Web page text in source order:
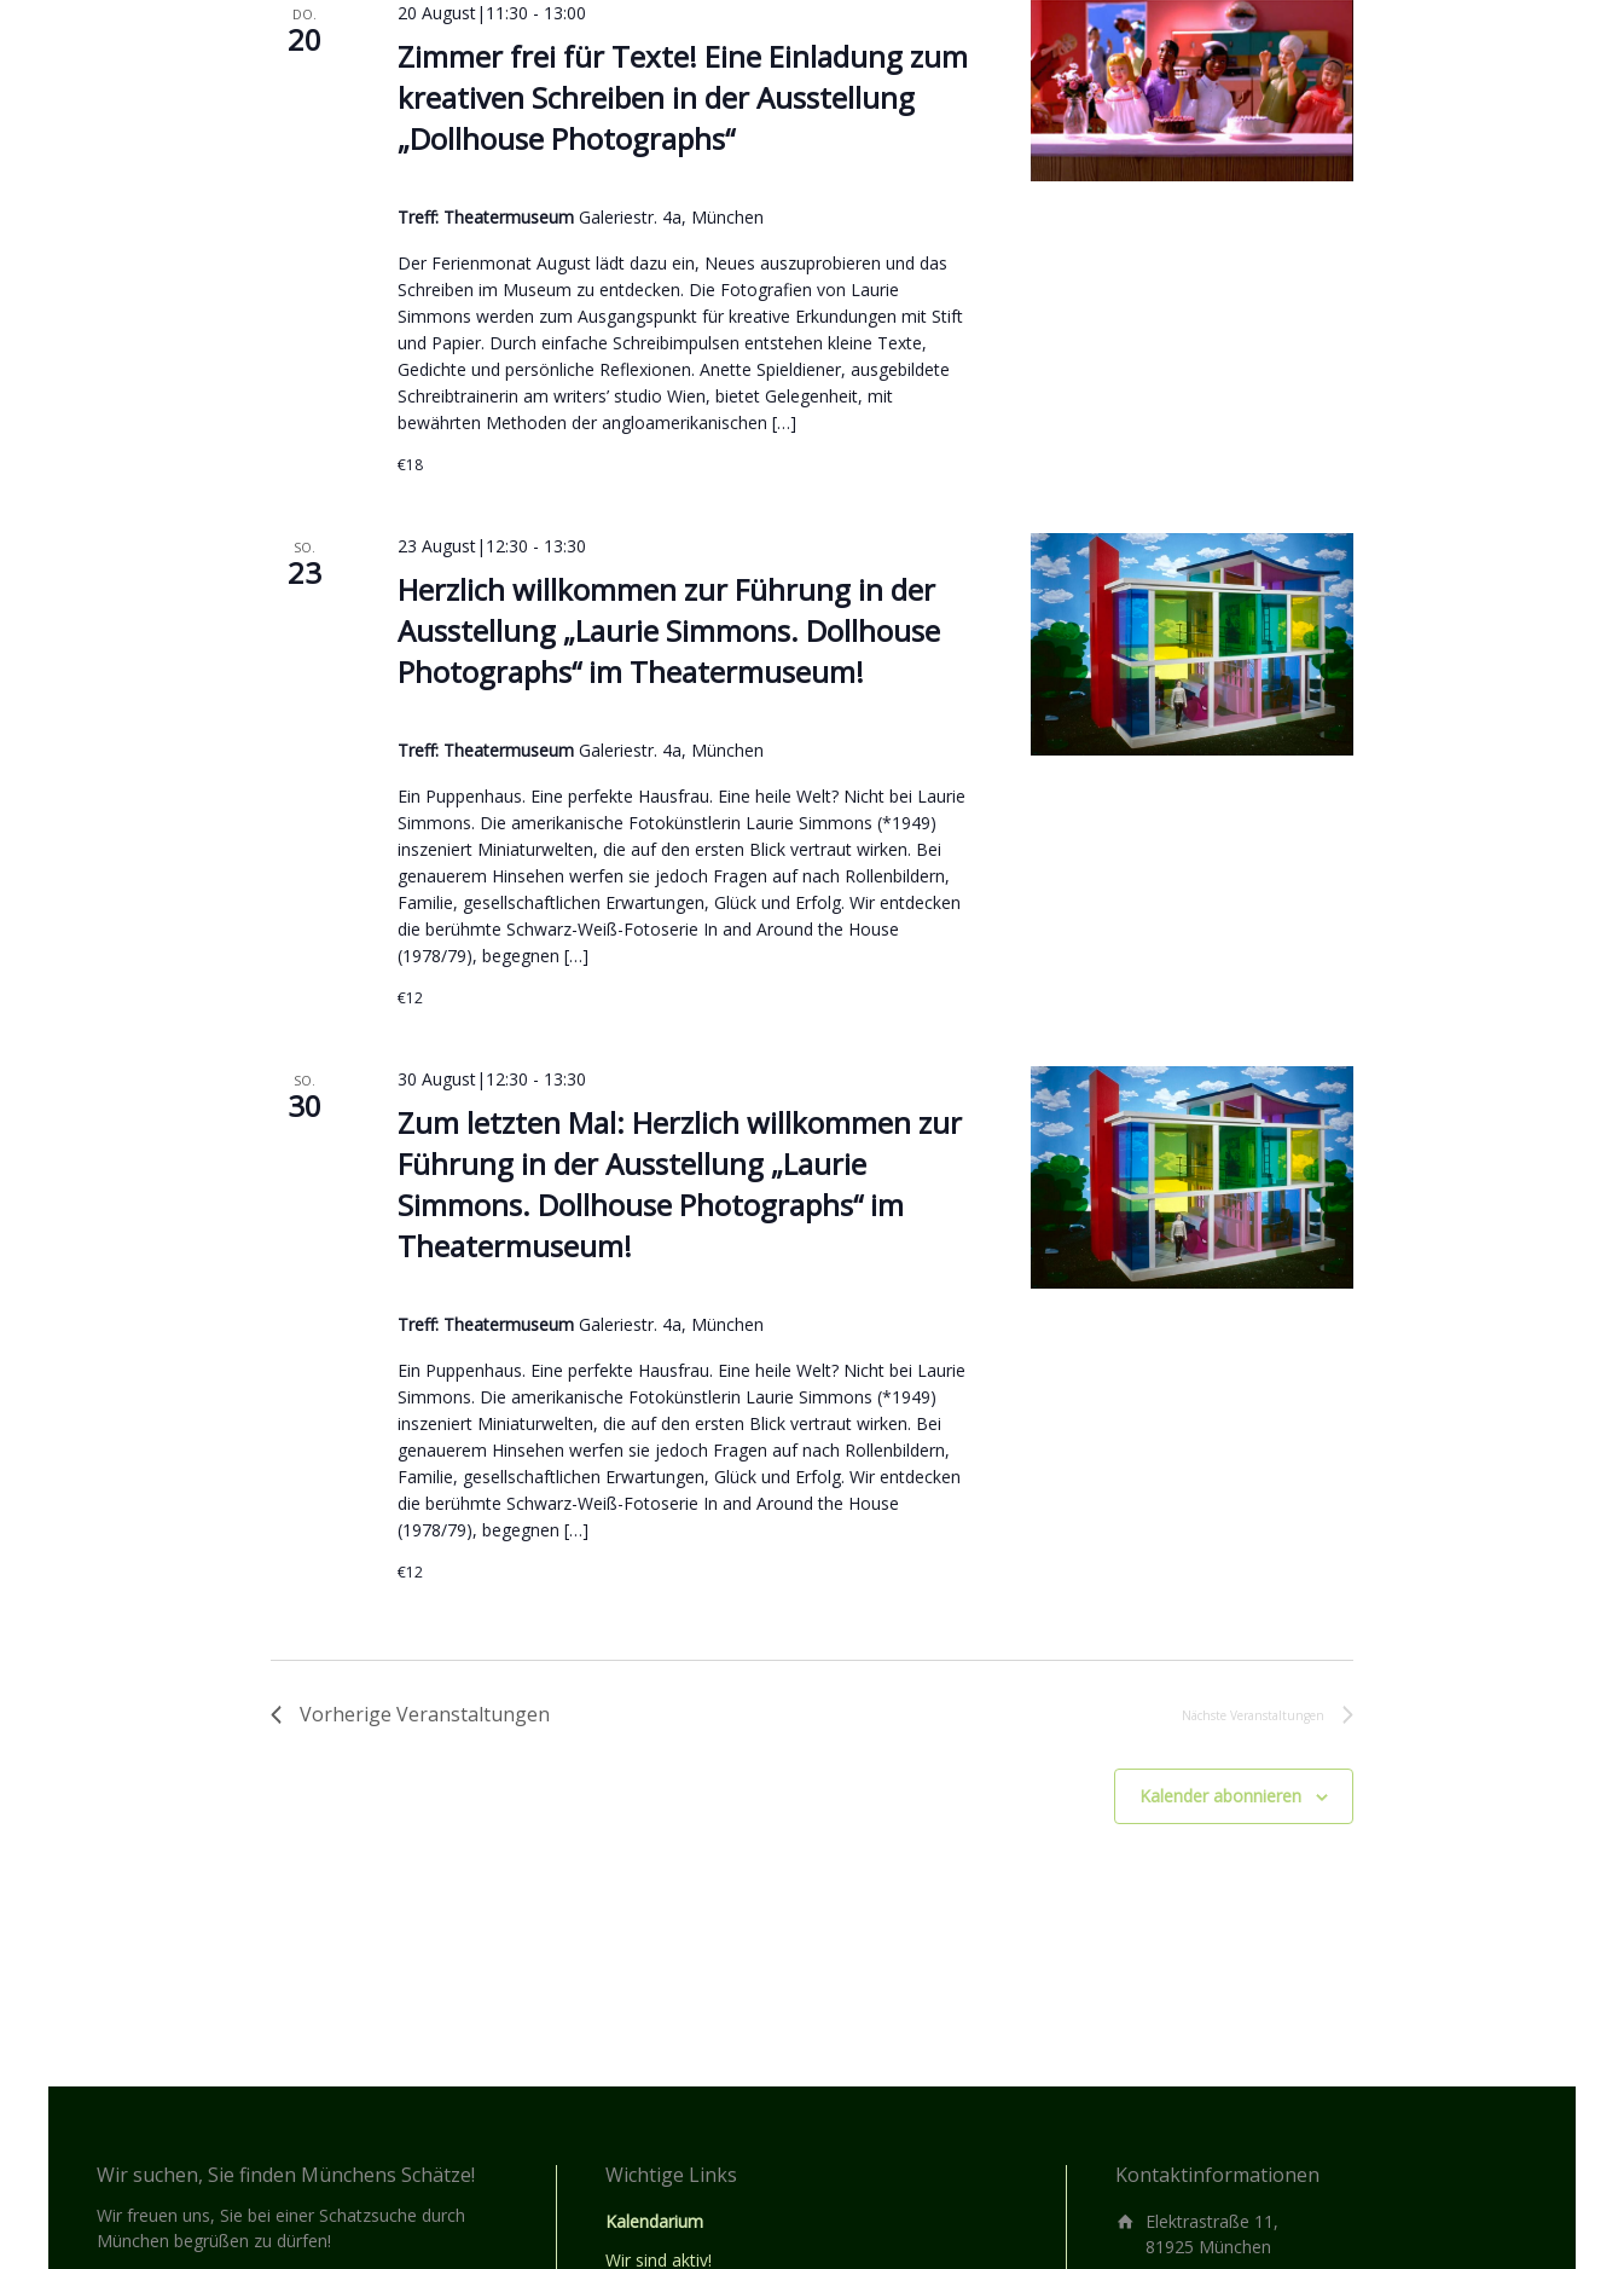
DO.
20
Zimmer frei für Texte! Eine Einladung zum
kreativen Schreiben in der Ausstellung
„Dollhouse Photographs“
20 August|11:30 - 13:00
Treff: Theatermuseum Galeriestr. 4a, München
Der Ferienmonat August lädt dazu ein, Neues auszuprobieren und das
Schreiben im Museum zu entdecken. Die Fotografien von Laurie
Simmons werden zum Ausgangspunkt für kreative Erkundungen mit Stift
und Papier. Durch einfache Schreibimpulsen entstehen kleine Texte,
Gedichte und persönliche Reflexionen. Anette Spieldiener, ausgebildete
Schreibtrainerin am writers’ studio Wien, bietet Gelegenheit, mit
bewährten Methoden der angloamerikanischen […]
€18
SO.
23
Herzlich willkommen zur Führung in der
Ausstellung „Laurie Simmons. Dollhouse
Photographs“ im Theatermuseum!
23 August|12:30 - 13:30
Treff: Theatermuseum Galeriestr. 4a, München
Ein Puppenhaus. Eine perfekte Hausfrau. Eine heile Welt? Nicht bei Laurie
Simmons. Die amerikanische Fotokünstlerin Laurie Simmons (*1949)
inszeniert Miniaturwelten, die auf den ersten Blick vertraut wirken. Bei
genauerem Hinsehen werfen sie jedoch Fragen auf nach Rollenbildern,
Familie, gesellschaftlichen Erwartungen, Glück und Erfolg. Wir entdecken
die berühmte Schwarz-Weiß-Fotoserie In and Around the House
(1978/79), begegnen […]
€12
SO.
30
Zum letzten Mal: Herzlich willkommen zur
Führung in der Ausstellung „Laurie
Simmons. Dollhouse Photographs“ im
Theatermuseum!
30 August|12:30 - 13:30
Treff: Theatermuseum Galeriestr. 4a, München
Ein Puppenhaus. Eine perfekte Hausfrau. Eine heile Welt? Nicht bei Laurie
Simmons. Die amerikanische Fotokünstlerin Laurie Simmons (*1949)
inszeniert Miniaturwelten, die auf den ersten Blick vertraut wirken. Bei
genauerem Hinsehen werfen sie jedoch Fragen auf nach Rollenbildern,
Familie, gesellschaftlichen Erwartungen, Glück und Erfolg. Wir entdecken
die berühmte Schwarz-Weiß-Fotoserie In and Around the House
(1978/79), begegnen […]
€12
Vorherige Veranstaltungen Nächste Veranstaltungen
Kalender abonnieren
Wir suchen, Sie finden Münchens Schätze!
Wir freuen uns, Sie bei einer Schatzsuche durch
München begrüßen zu dürfen!
Wichtige Links
Kalendarium
Wir sind aktiv!
Kontaktinformationen
Elektrastraße 11,
81925 München